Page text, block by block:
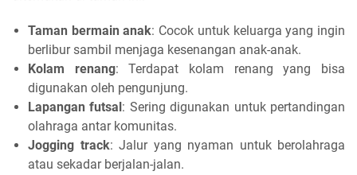
Taman bermain anak: Cocok untuk keluarga yang ingin
berlibur sambil menjaga kesenangan anak-anak.
Kolam renang: Terdapat kolam renang yang bisa
digunakan oleh pengunjung.
Lapangan futsal : Sering digunakan untuk pertandingan
olahraga antar komunitas.
Jogging track: Jalur yang nyaman untuk berolahraga
atau sekadar berjalan-jalan.